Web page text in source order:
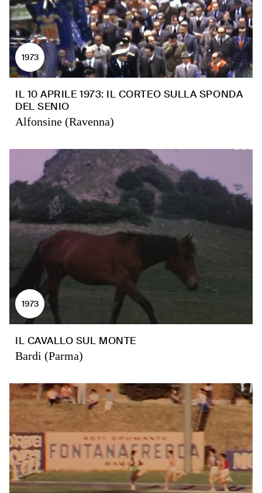
1973
IL 10 APRILE 1973: IL CORTEO SULLA SPONDA
DEL SENIO
Alfonsine (Ravenna)
1973
IL CAVALLO SUL MONTE
Bardi (Parma)